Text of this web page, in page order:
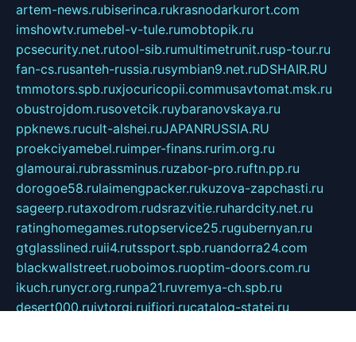
artem-news.rubiserinca.rukrasnodarkurort.com
imshowtv.rumebel-v-tule.rumobtopik.ru
pcsecurity.net.rutool-sib.rumultimetrunit.rusp-tour.ru
fan-cs.rusanteh-russia.rusymbian9.net.ruDSHAIR.RU
tmmotors.spb.ruxjocuricopii.commusavtomat.msk.ru
obustrojdom.rusovetcik.ruybaranovskaya.ru
ppknews.rucult-alshei.ruJAPANRUSSIA.RU
proekciyamebel.ruimper-finans.rurim.org.ru
glamourai.rubrassminus.ruzabor-pro.ruftn.pp.ru
dorogoe58.rulaimengpacker.rukuzova-zapchasti.ru
sageerp.rutaxodrom.rudsrazvitie.ruhardcity.net.ru
ratinghomegames.rutopservice25.rugubernyan.ru
gtglasslined.ruii4.rutssport.spb.ruandorra24.com
blackwallstreet.ruoboimos.ruoptim-doors.com.ru
ikuch.runycr.org.runpa21.ruvremya-ch.spb.ru
desert000.ruivtorgi.ruifiori.rucatalog-statei.ru